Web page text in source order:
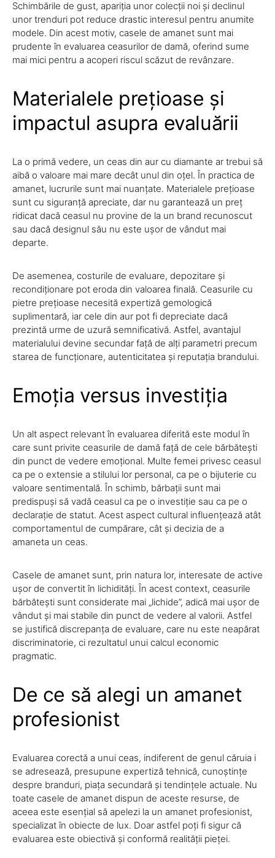
Schimbările de gust, apariția unor colecții noi și declinul
unor trenduri pot reduce drastic interesul pentru anumite
modele. Din acest motiv, casele de amanet sunt mai
prudente în evaluarea ceasurilor de damă, oferind sume
mai mici pentru a acoperi riscul scăzut de revânzare.
Materialele prețioase și
impactul asupra evaluării
La o primă vedere, un ceas din aur cu diamante ar trebui să
aibă o valoare mai mare decât unul din oțel. În practica de
amanet, lucrurile sunt mai nuanțate. Materialele prețioase
sunt cu siguranță apreciate, dar nu garantează un preț
ridicat dacă ceasul nu provine de la un brand recunoscut
sau dacă designul său nu este ușor de vândut mai
departe.
De asemenea, costurile de evaluare, depozitare și
recondiționare pot eroda din valoarea finală. Ceasurile cu
pietre prețioase necesită expertiză gemologică
suplimentară, iar cele din aur pot fi depreciate dacă
prezintă urme de uzură semnificativă. Astfel, avantajul
materialului devine secundar față de alți parametri precum
starea de funcționare, autenticitatea și reputația brandului.
Emoția versus investiția
Un alt aspect relevant în evaluarea diferită este modul în
care sunt privite ceasurile de damă față de cele bărbătești
din punct de vedere emoțional. Multe femei privesc ceasul
ca pe o extensie a stilului lor personal, ca pe o bijuterie cu
valoare sentimentală. În schimb, bărbații sunt mai
predispuși să vadă ceasul ca pe o investiție sau ca pe o
declarație de statut. Acest aspect cultural influențează atât
comportamentul de cumpărare, cât și decizia de a
amaneta un ceas.
Casele de amanet sunt, prin natura lor, interesate de active
ușor de convertit în lichidități. În acest context, ceasurile
bărbătești sunt considerate mai „lichide”, adică mai ușor de
vândut și mai stabile din punct de vedere al valorii. Astfel
se justifică discrepanța de evaluare, care nu este neapărat
discriminatorie, ci rezultatul unui calcul economic
pragmatic.
De ce să alegi un amanet
profesionist
Evaluarea corectă a unui ceas, indiferent de genul căruia i
se adresează, presupune expertiză tehnică, cunoștințe
despre branduri, piața secundară și tendințele actuale. Nu
toate casele de amanet dispun de aceste resurse, de
aceea este esențial să apelezi la un amanet profesionist,
specializat în obiecte de lux. Doar astfel poți fi sigur că
evaluarea este obiectivă și conformă realității pieței.